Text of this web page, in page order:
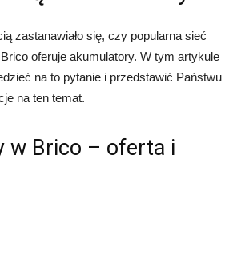
zastanawiało się, czy popularna sieć
oferuje akumulatory. W tym artykule
na to pytanie i przedstawić Państwu
na ten temat.
w Brico – oferta i